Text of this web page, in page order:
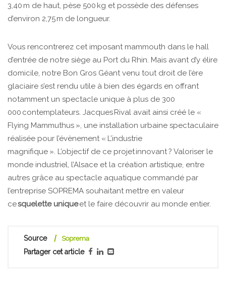
3,40 m de haut, pèse 500 kg et possède des défenses
d’environ 2,75 m de longueur.
Vous rencontrerez cet imposant mammouth dans le hall
d’entrée de notre siège au Port du Rhin. Mais avant d’y élire
domicile, notre Bon Gros Géant venu tout droit de l’ère
glaciaire s’est rendu utile à bien des égards en offrant
notamment un spectacle unique à plus de 300
000 contemplateurs. Jacques Rival avait ainsi créé le «
Flying Mammuthus », une installation urbaine spectaculaire
réalisée pour l’évènement « L’industrie
magnifique ». L’objectif de ce projet innovant ? Valoriser le
monde industriel, l’Alsace et la création artistique, entre
autres grâce au spectacle aquatique commandé par
l’entreprise SOPREMA souhaitant mettre en valeur
cesquelette uniqueet le faire découvrir au monde entier.
Source Soprema
Partager cet article